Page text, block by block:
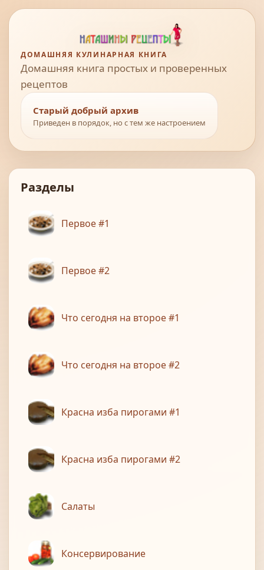
ДОМАШНЯЯ КУЛИНАРНАЯ КНИГА
Домашняя книга простых и проверенных
рецептов
Старый добрый архив
Приведен в порядок, но с тем же настроением
Разделы
Первое #1
Первое #2
Что сегодня на второе #1
Что сегодня на второе #2
Красна изба пирогами #1
Красна изба пирогами #2
Салаты
Консервирование